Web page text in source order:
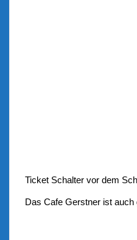
Ticket Schalter vor dem
Das Cafe Gerstner ist auch